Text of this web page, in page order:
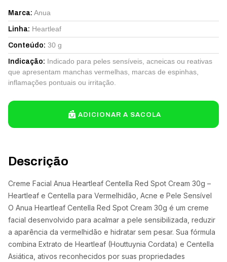
Descrição
Creme Facial Anua Heartleaf Centella Red Spot Cream 30g –
Heartleaf e Centella para Vermelhidão, Acne e Pele Sensível
O Anua Heartleaf Centella Red Spot Cream 30g é um creme
facial desenvolvido para acalmar a pele sensibilizada, reduzir
a aparência da vermelhidão e hidratar sem pesar. Sua fórmula
combina Extrato de Heartleaf (Houttuynia Cordata) e Centella
Asiática, ativos reconhecidos por suas propriedades
Marca: Anua
Linha: Heartleaf
Conteúdo: 30 g
Indicação: Indicado para peles sensíveis, acneicas ou reativas
que apresentam manchas vermelhas, marcas de espinhas,
inflamações pontuais ou irritação.
ADICIONAR A SACOLA